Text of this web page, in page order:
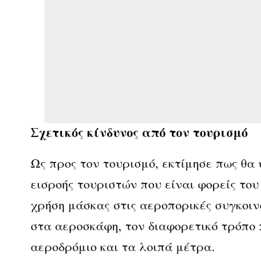
Σχετικός κίνδυνος από τον τουρισμό
Ως προς τον τουρισμό, εκτίμησε πως θα
εισροής τουριστών που είναι φορείς
χρήση μάσκας στις αεροπορικές
στα αεροσκάφη, τον διαφορετικό
αεροδρόμιο και τα λοιπά μέτρα.